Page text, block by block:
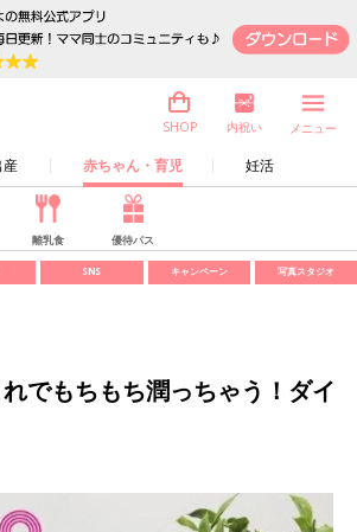
産 赤ちゃん・育児 妊活
SHOP 内祝い メニュー
離乳食 優待パス
SNS キャンペーン 写真スタジオ
れでもちもち潤っちゃう！ダイ